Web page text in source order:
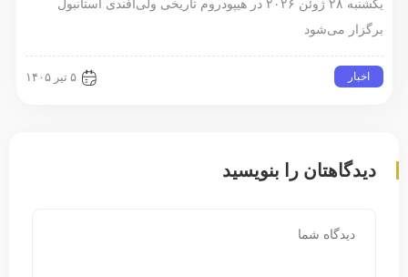
یکشنبه ۲۸ ژوئن ۲۰۲۶ در هیپودروم تاریخی ولی‌افندی استانبول
برگزار می‌شود
اخبار ۵ تیر ۱۴۰۵
دیدگاهتان را بنویسید